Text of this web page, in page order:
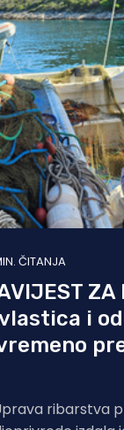
ČITANJA
ZA
i
ribarstva